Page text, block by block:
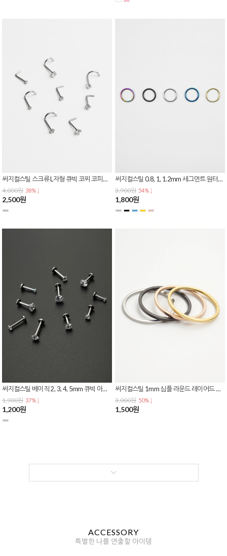
써지컬스틸 스크류 L자형 큐빅 코찌 코피어싱 피어싱귀걸이 P-0295
4,000원 38% ↓
2,500원
써지컬스틸 0.8, 1, 1.2mm 세그먼트 원터치 링 피어싱 귀걸이
3,900원 54% ↓
1,800원
써지컬스틸 베이직 2, 3, 4, 5mm 큐빅 아웃컨츠 이너컨츠 립 라블렛 피어싱 P-0292
1,900원 37% ↓
1,200원
써지컬스틸 1mm 심플 라운드 레이어드 커플링 우정 실반지
3,000원 50% ↓
1,500원
ACCESSORY
특별한 나를 연출할 아이템